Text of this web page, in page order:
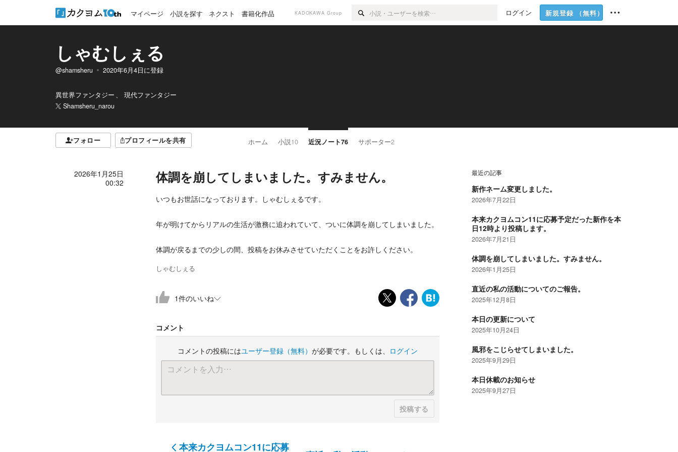
マイページ 小説を探す ネクスト 書籍化作品 KADOKAWA Group ログイン 新規登録 （無料）
しゃむしぇる
@shamsheru 2020年6月4日に登録
異世界ファンタジー
現代ファンタジー
Shamsheru_narou
フォロー プロフィールを共有 ホーム 小説10 近況ノート76 サポーター2
2026年1月25日
00:32
体調を崩してしまいました。すみません。
いつもお世話になっております。しゃむしぇるです。
年が明けてからリアルの生活が激務に追われていて、ついに体調を崩してしまいました。
体調が戻るまでの少しの間、投稿をお休みさせていただくことをお許しください。
しゃむしぇる
1件のいいね
コメント
コメントの投稿にはユーザー登録（無料） が必要です。もしくは、 ログイン
投稿する
本来カクヨムコン11に応募
最近の記事
新作ネーム変更しました。
2026年7月22日
本来カクヨムコン11に応募予定だった新作を本
日12時より投稿します。
2026年7月21日
体調を崩してしまいました。すみません。
2026年1月25日
直近の私の活動についてのご報告。
2025年12月8日
本日の更新について
2025年10月24日
風邪をこじらせてしまいました。
2025年9月29日
本日休載のお知らせ
2025年9月27日